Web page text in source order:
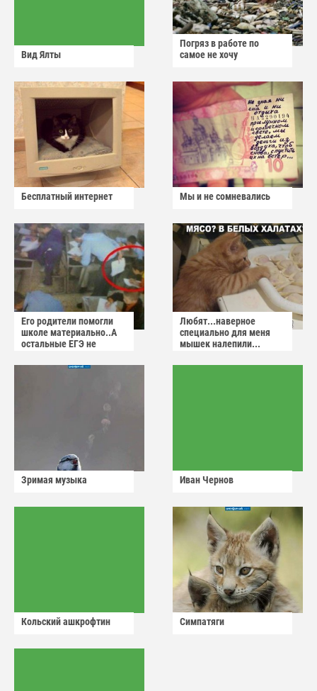
Вид Ялты
Погряз в работе по
самое не хочу
Бесплатный интернет Мы и не сомневались
Его родители помогли
школе материально..А
остальные ЕГЭ не
Любят...наверное
специально для меня
мышек налепили...
Зримая музыка Иван Чернов
Кольский ашкрофтин Симпатяги